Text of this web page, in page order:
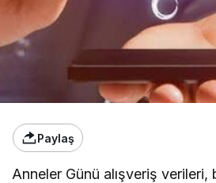
Paylaş
Anneler Günü alışveriş